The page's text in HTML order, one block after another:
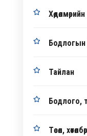
Бодлогын
Тайлан
Бодлого,
Төсөл, хөтөлбөр